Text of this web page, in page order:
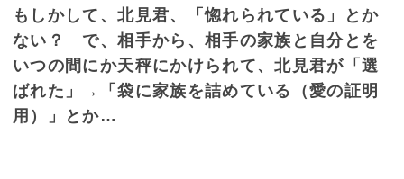
もしかして、北見君、「惚れられている」とか
ない？ で、相手から、相手の家族と自分とを
いつの間にか天秤にかけられて、北見君が「選
ばれた」→「袋に家族を詰めている（愛の証明
用）」とか…